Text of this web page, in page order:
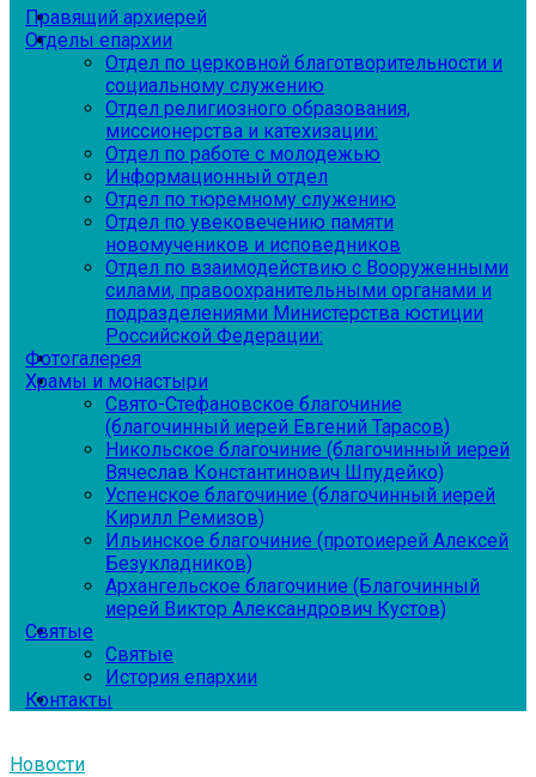
Правящий архиерей
Отделы епархии
Отдел по церковной благотворительности и
социальному служению
Отдел религиозного образования,
миссионерства и катехизации:
Отдел по работе с молодежью
Информационный отдел
Отдел по тюремному служению
Отдел по увековечению памяти
новомучеников и исповедников
Отдел по взаимодействию с Вооруженными
силами, правоохранительными органами и
подразделениями Министерства юстиции
Российской Федерации:
Фотогалерея
Храмы и монастыри
Свято-Стефановское благочиние
(благочинный иерей Евгений Тарасов)
Никольское благочиние (благочинный иерей
Вячеслав Константинович Шпудейко)
Успенское благочиние (благочинный иерей
Кирилл Ремизов)
Ильинское благочиние (протоиерей Алексей
Безукладников)
Архангельское благочиние (Благочинный
иерей Виктор Александрович Кустов)
Святые
Святые
История епархии
Контакты
Новости